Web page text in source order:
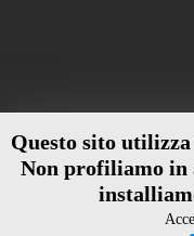
Questo sito utilizza
Non profiliamo in